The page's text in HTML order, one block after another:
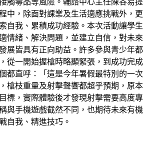
中，除面對課業及生活適應挑戰外，更
自我、累積成功經驗。本次活動讓學生
情緒、解決問題，並建立自信，對未來
展皆具有正向助益。許多參與青少年都
從一開始握槍時略顯緊張，到成功完成
都直呼：「這是今年暑假最特別的一次
槍枝重量及射擊聲響都超乎預期，原本
標，實際體驗後才發現射擊需要高度專
與手機遊戲截然不同，也期待未來有機
自我、精進技巧。